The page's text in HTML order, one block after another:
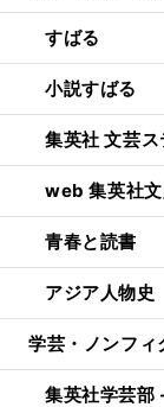
すばる
小説すばる
集英社 文芸
web 集英社
青春と読書
アジア人物史
学芸・ノンフィ
集英社学芸部